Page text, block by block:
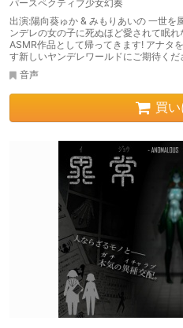
パースペクティブ少女幻奏
出演:陽向葵ゅか & みもりあいの 一世を
ンデレの女の子に死ぬほど愛されて眠
ASMR作品として帰ってきます! アナタ
す新しいヤンデレワールドにご期待くだ
音声
買い